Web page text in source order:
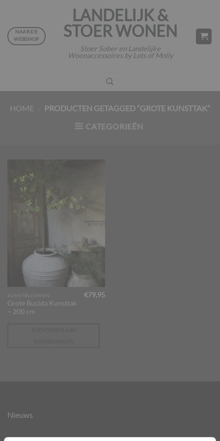
inhoud
LANDELIJK &
STOER WONEN
Stoer Sober en Landelijke
Woonaccessoires by Lots of Molly
NAAR DE
WEBSHOP
HOME
PRODUCTEN GETAGGED “GROTE KUNSTTAK”
CATEGORIEËN
KUNSTBLOEMEN
Grote Bucida Kunsttak
– 200 cm
€79,95
Nieuws